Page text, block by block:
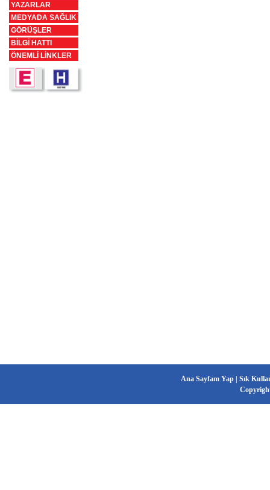
YAZARLAR
MEDYADA SAĞLIK
GÖRÜŞLER
BİLGİ HATTI
ÖNEMLİ LİNKLER
Ana Sayfam Yap
Sık